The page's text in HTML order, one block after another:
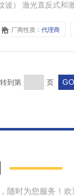
波） 激光直反式和
厂商性质：代理商
到第 页
随时为您服务！